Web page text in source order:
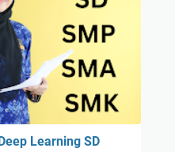
Learning SD